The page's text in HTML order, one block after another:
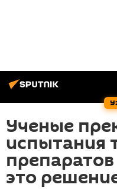
Ученые
испытания
это